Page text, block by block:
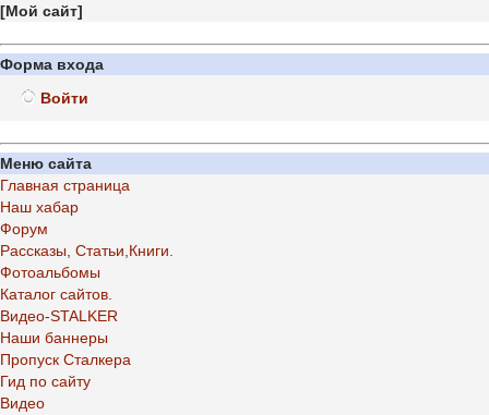
[Мой сайт]
Форма входа
Войти
Меню сайта
Главная страница
Наш хабар
Форум
Рассказы, Статьи,Книги.
Фотоальбомы
Каталог сайтов.
Видео-STALKER
Наши баннеры
Пропуск Сталкера
Гид по сайту
Видео